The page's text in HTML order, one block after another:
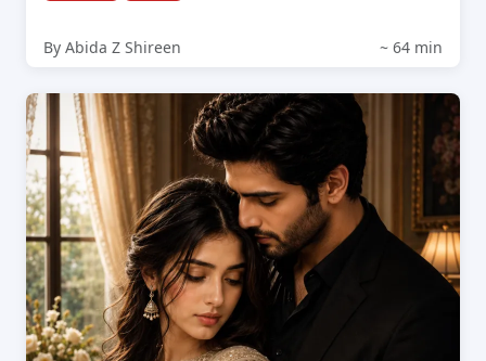
By Abida Z Shireen ~ 64 min